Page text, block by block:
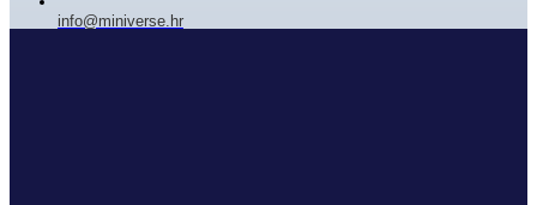
info@miniverse.hr